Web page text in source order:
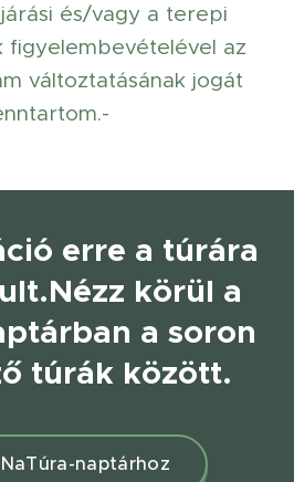
és/vagy a terepi
figyelembevételével az
változtatásának jogát
erre a túrára
Nézz körül a
a soron
túrák között.
naptárhoz